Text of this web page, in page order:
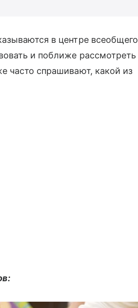
в центре всеобщего
и поближе рассмотреть
часто спрашивают, какой из